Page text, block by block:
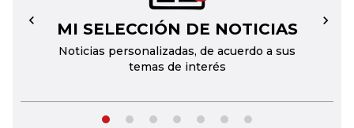
MI SELECCIÓN DE NOTICIAS
Noticias personalizadas, de acuerdo a sus
temas de interés
← →